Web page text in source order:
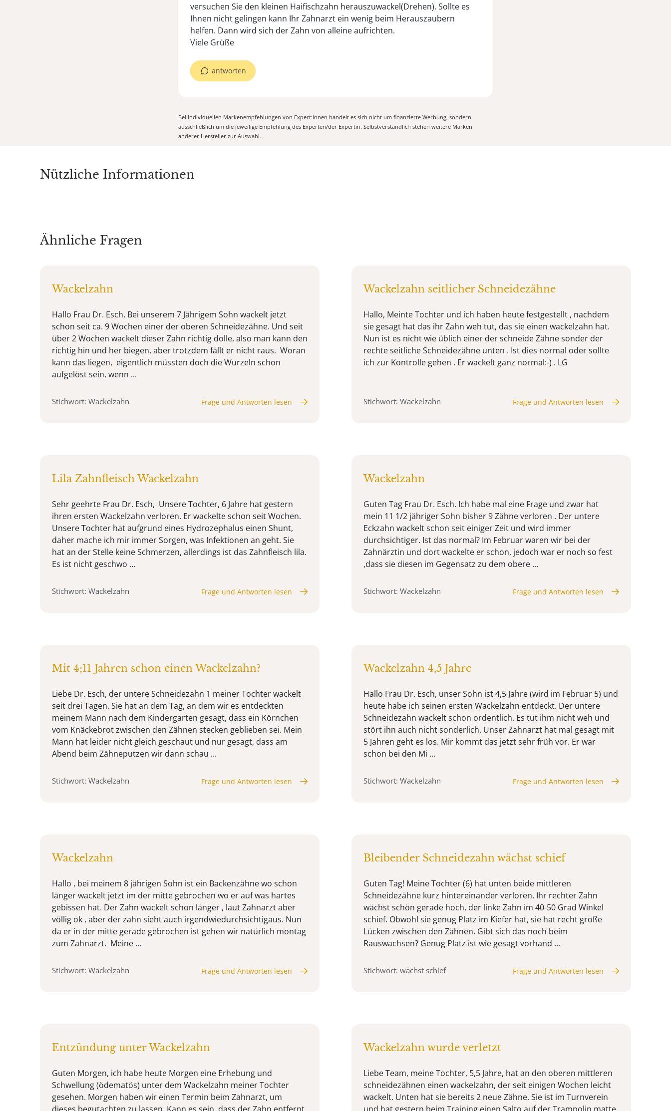
versuchen Sie den kleinen Haifischzahn herauszuwackel(Drehen). Sollte es
Ihnen nicht gelingen kann Ihr Zahnarzt ein wenig beim Herauszaubern
helfen. Dann wird sich der Zahn von alleine aufrichten.
Viele Grüße
antworten
Bei individuellen Markenempfehlungen von Expert:Innen handelt es sich nicht um finanzierte Werbung, sondern
ausschließlich um die jeweilige Empfehlung des Experten/der Expertin. Selbstverständlich stehen weitere Marken
anderer Hersteller zur Auswahl.
Nützliche Informationen
Ähnliche Fragen
Wackelzahn
Hallo Frau Dr. Esch, Bei unserem 7 Jährigem Sohn wackelt jetzt
schon seit ca. 9 Wochen einer der oberen Schneidezähne. Und seit
über 2 Wochen wackelt dieser Zahn richtig dolle, also man kann den
richtig hin und her biegen, aber trotzdem fällt er nicht raus. Woran
kann das liegen, eigentlich müssten doch die Wurzeln schon
aufgelöst sein, wenn ...
Stichwort: Wackelzahn Frage und Antworten lesen
Wackelzahn seitlicher Schneidezähne
Hallo, Meinte Tochter und ich haben heute festgestellt , nachdem
sie gesagt hat das ihr Zahn weh tut, das sie einen wackelzahn hat.
Nun ist es nicht wie üblich einer der schneide Zähne sonder der
rechte seitliche Schneidezähne unten . Ist dies normal oder sollte
ich zur Kontrolle gehen . Er wackelt ganz normal:-) . LG
Stichwort: Wackelzahn Frage und Antworten lesen
Lila Zahnfleisch Wackelzahn
Sehr geehrte Frau Dr. Esch, Unsere Tochter, 6 Jahre hat gestern
ihren ersten Wackelzahn verloren. Er wackelte schon seit Wochen.
Unsere Tochter hat aufgrund eines Hydrozephalus einen Shunt,
daher mache ich mir immer Sorgen, was Infektionen an geht. Sie
hat an der Stelle keine Schmerzen, allerdings ist das Zahnfleisch lila.
Es ist nicht geschwo ...
Stichwort: Wackelzahn Frage und Antworten lesen
Wackelzahn
Guten Tag Frau Dr. Esch. Ich habe mal eine Frage und zwar hat
mein 11 1/2 jähriger Sohn bisher 9 Zähne verloren . Der untere
Eckzahn wackelt schon seit einiger Zeit und wird immer
durchsichtiger. Ist das normal? Im Februar waren wir bei der
Zahnärztin und dort wackelte er schon, jedoch war er noch so fest
,dass sie diesen im Gegensatz zu dem obere ...
Stichwort: Wackelzahn Frage und Antworten lesen
Mit 4;11 Jahren schon einen Wackelzahn?
Liebe Dr. Esch, der untere Schneidezahn 1 meiner Tochter wackelt
seit drei Tagen. Sie hat an dem Tag, an dem wir es entdeckten
meinem Mann nach dem Kindergarten gesagt, dass ein Körnchen
vom Knäckebrot zwischen den Zähnen stecken geblieben sei. Mein
Mann hat leider nicht gleich geschaut und nur gesagt, dass am
Abend beim Zähneputzen wir dann schau ...
Stichwort: Wackelzahn Frage und Antworten lesen
Wackelzahn 4,5 Jahre
Hallo Frau Dr. Esch, unser Sohn ist 4,5 Jahre (wird im Februar 5) und
heute habe ich seinen ersten Wackelzahn entdeckt. Der untere
Schneidezahn wackelt schon ordentlich. Es tut ihm nicht weh und
stört ihn auch nicht sonderlich. Unser Zahnarzt hat mal gesagt mit
5 Jahren geht es los. Mir kommt das jetzt sehr früh vor. Er war
schon bei den Mi ...
Stichwort: Wackelzahn Frage und Antworten lesen
Wackelzahn
Hallo , bei meinem 8 jährigen Sohn ist ein Backenzähne wo schon
länger wackelt jetzt im der mitte gebrochen wo er auf was hartes
gebissen hat. Der Zahn wackelt schon länger , laut Zahnarzt aber
völlig ok , aber der zahn sieht auch irgendwiedurchsichtigaus. Nun
da er in der mitte gerade gebrochen ist gehen wir natürlich montag
zum Zahnarzt. Meine ...
Stichwort: Wackelzahn Frage und Antworten lesen
Bleibender Schneidezahn wächst schief
Guten Tag! Meine Tochter (6) hat unten beide mittleren
Schneidezähne kurz hintereinander verloren. Ihr rechter Zahn
wächst schön gerade hoch, der linke Zahn im 40-50 Grad Winkel
schief. Obwohl sie genug Platz im Kiefer hat, sie hat recht große
Lücken zwischen den Zähnen. Gibt sich das noch beim
Rauswachsen? Genug Platz ist wie gesagt vorhand ...
Stichwort: wächst schief Frage und Antworten lesen
Entzündung unter Wackelzahn
Guten Morgen, ich habe heute Morgen eine Erhebung und
Schwellung (ödematös) unter dem Wackelzahn meiner Tochter
gesehen. Morgen haben wir einen Termin beim Zahnarzt, um
Wackelzahn wurde verletzt
Liebe Team, meine Tochter, 5,5 Jahre, hat an den oberen mittleren
schneidezähnen einen wackelzahn, der seit einigen Wochen leicht
wackelt. Unten hat sie bereits 2 neue Zähne. Sie ist im Turnverein